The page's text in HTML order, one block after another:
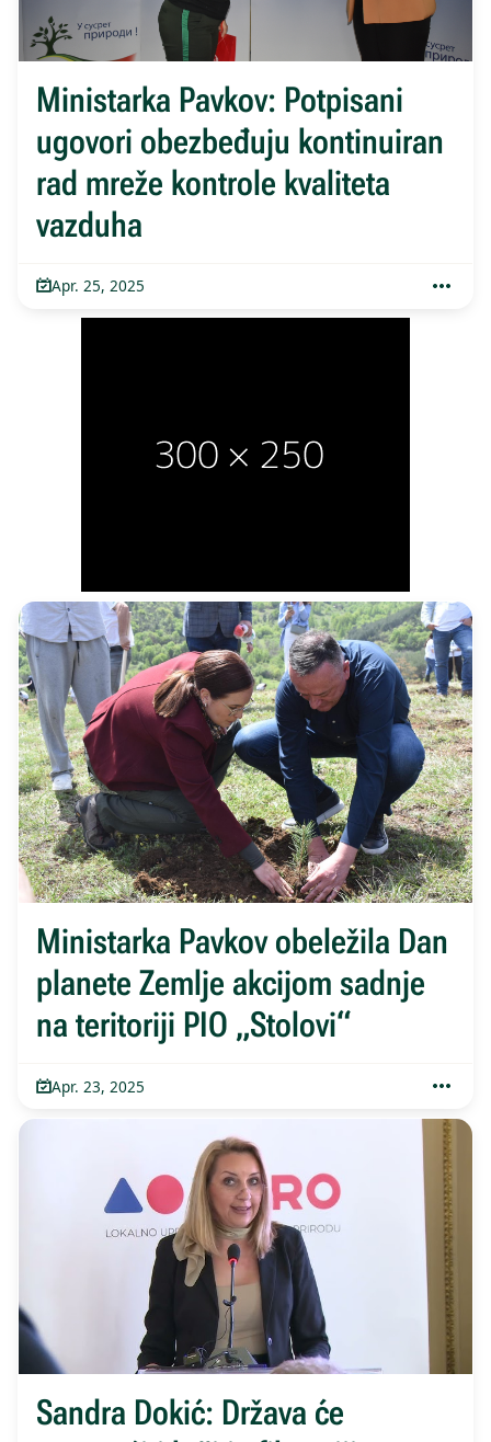
Ministarka Pavkov: Potpisani
ugovori obezbeđuju kontinuiran
rad mreže kontrole kvaliteta
vazduha
Apr. 25, 2025
Ministarka Pavkov obeležila Dan
planete Zemlje akcijom sadnje
na teritoriji PIO „Stolovi“
Apr. 23, 2025
Sandra Dokić: Država će